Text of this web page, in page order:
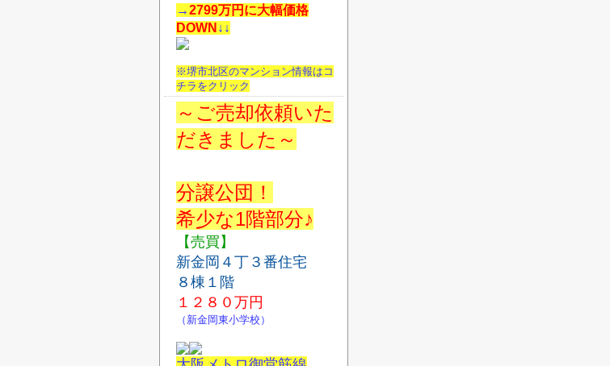
→2799万円に大幅価格
DOWN ↓↓
※堺市北区のマンション情報はコ
チラをクリック
～ご売却依頼いた
だきました～
分譲公団！
希少な1階部分♪
【売買】
新金岡４丁３番住宅
８棟１階
１２８０ 万円
（新金岡東小学校）